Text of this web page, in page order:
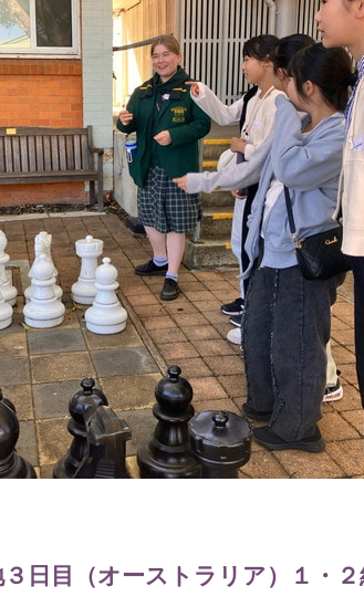
日目（オーストラリア）１・２